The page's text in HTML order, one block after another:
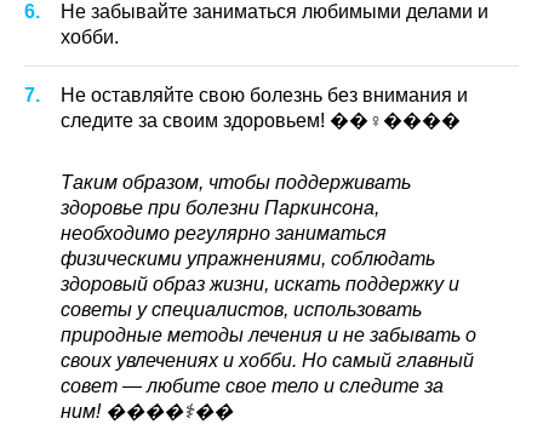
Не забывайте заниматься любимыми делами и
хобби.
Не оставляйте свою болезнь без внимания и
следите за своим здоровьем! ��‍♀️����
Таким образом, чтобы поддерживать
здоровье при болезни Паркинсона,
необходимо регулярно заниматься
физическими упражнениями, соблюдать
здоровый образ жизни, искать поддержку и
советы у специалистов, использовать
природные методы лечения и не забывать о
своих увлечениях и хобби. Но самый главный
совет — любите свое тело и следите за
ним! ����‍⚕️��